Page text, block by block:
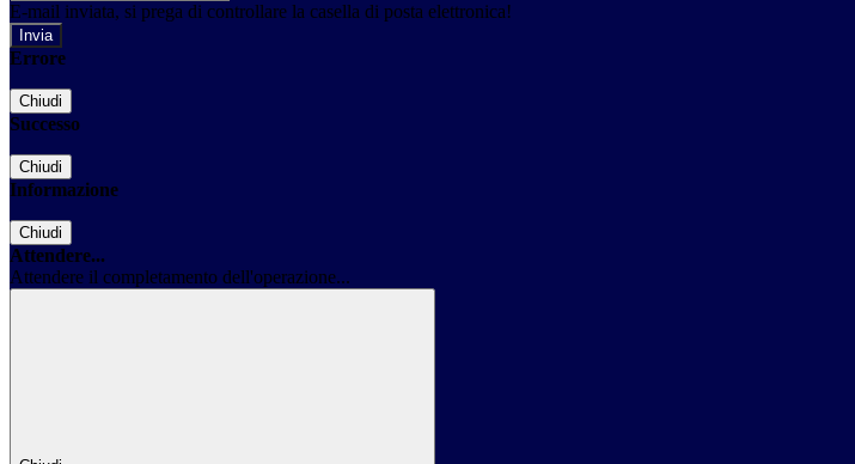
E-mail inviata, si prega di controllare la casella di posta elettronica!
Errore
Chiudi
Successo
Chiudi
Informazione
Chiudi
Attendere...
Attendere il completamento dell'operazione...